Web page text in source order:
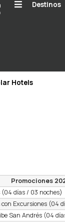
Destinos
Hotels
Promociones
(04 días / 03 noches)
Excursiones (04
San Andrés (04